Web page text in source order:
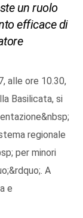
un ruolo
efficace di
alle ore 10.30,
Basilicata, si
regionale
per minori
A
e